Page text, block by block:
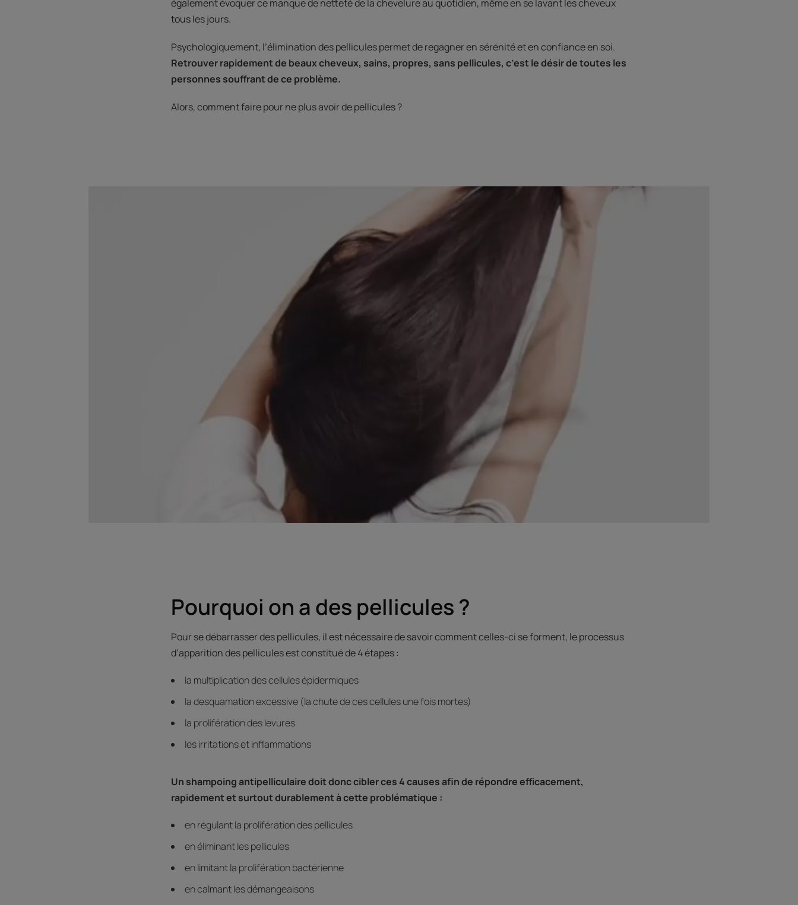
également évoquer ce manque de netteté de la chevelure au quotidien, même en se lavant les cheveux
tous les jours.
Psychologiquement, l’élimination des pellicules permet de regagner en sérénité et en confiance en soi.
Retrouver rapidement de beaux cheveux, sains, propres, sans pellicules, c’est le désir de toutes les
personnes souffrant de ce problème.
Alors, comment faire pour ne plus avoir de pellicules ?
Pourquoi on a des pellicules ?
Pour se débarrasser des pellicules, il est nécessaire de savoir comment celles-ci se forment, le processus
d’apparition des pellicules est constitué de 4 étapes :
la multiplication des cellules épidermiques
la desquamation excessive (la chute de ces cellules une fois mortes)
la prolifération des levures
les irritations et inflammations
Un shampoing antipelliculaire doit donc cibler ces 4 causes afin de répondre efficacement,
rapidement et surtout durablement à cette problématique :
en régulant la prolifération des pellicules
en éliminant les pellicules
en limitant la prolifération bactérienne
en calmant les démangeaisons